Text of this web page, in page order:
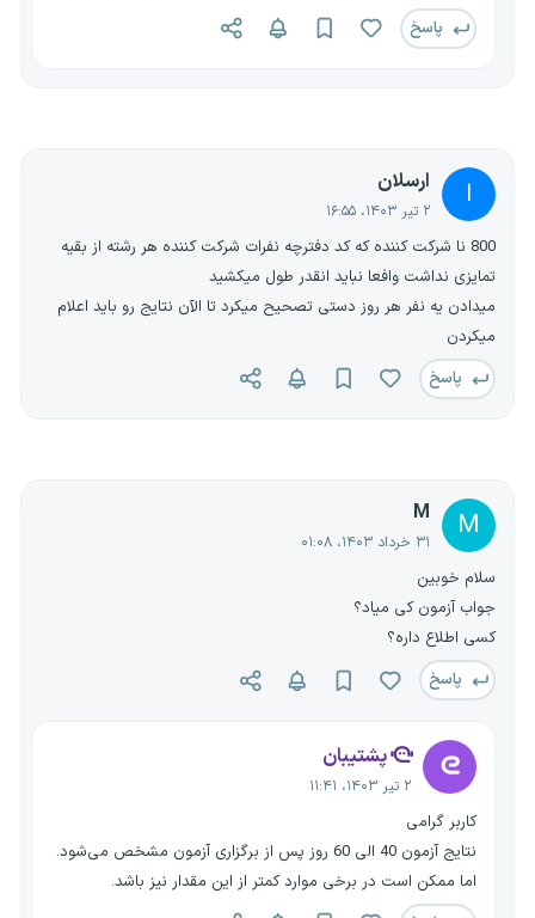
پاسخ
ا ارسلان
۲ تیر ۱۴۰۳، ۱۶:۵۵
800 نا شرکت کننده که کد دفترچه نفرات شرکت کننده هر رشته از بقیه
تمایزی نداشت وافعا نباید انقدر طول میکشید
میدادن یه نفر هر روز دستی تصحیح میکرد تا الآن نتایج رو باید اعلام
میکردن
پاسخ
M
M
۳۱ خرداد ۱۴۰۳، ۰۱:۰۸
سلام خوبین
جواب آزمون کی میاد؟
کسی اطلاع داره؟
پاسخ
پشتیبان
۲ تیر ۱۴۰۳، ۱۱:۴۱
کاربر گرامی
نتایج آزمون 40 الی 60 روز پس از برگزاری آزمون مشخص می‌شود.
اما ممکن است در برخی موارد کمتر از این مقدار نیز باشد.